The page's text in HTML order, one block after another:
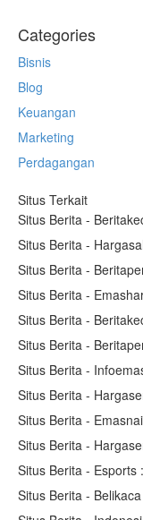
Categories
Bisnis
Blog
Keuangan
Marketing
Perdagangan
Situs Terkait
Situs Berita -
Situs Berita -
Situs Berita -
Situs Berita -
Situs Berita -
Situs Berita -
Situs Berita -
Situs Berita -
Situs Berita -
Situs Berita -
Situs Berita - Esports :
Situs Berita -